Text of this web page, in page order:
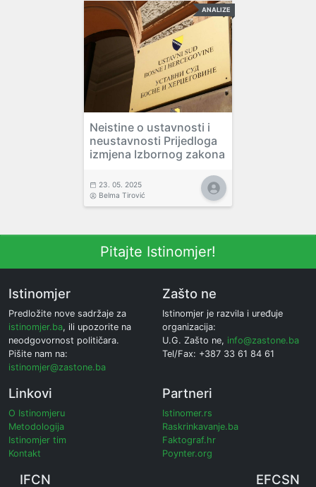
ANALIZE
Neistine o ustavnosti i
neustavnosti Prijedloga
izmjena Izbornog zakona
23. 05. 2025
Belma Tirović
Pitajte Istinomjer!
Istinomjer
Predložite nove sadržaje za
istinomjer.ba, ili upozorite na
neodgovornost političara.
Pišite nam na:
istinomjer@zastone.ba
Zašto ne
Istinomjer je razvila i uređuje
organizacija:
U.G. Zašto ne, info@zastone.ba
Tel/Fax: +387 33 61 84 61
Linkovi
O Istinomjeru
Metodologija
Istinomjer tim
Kontakt
Partneri
Istinomer.rs
Raskrinkavanje.ba
Faktograf.hr
Poynter.org
IFCN EFCSN